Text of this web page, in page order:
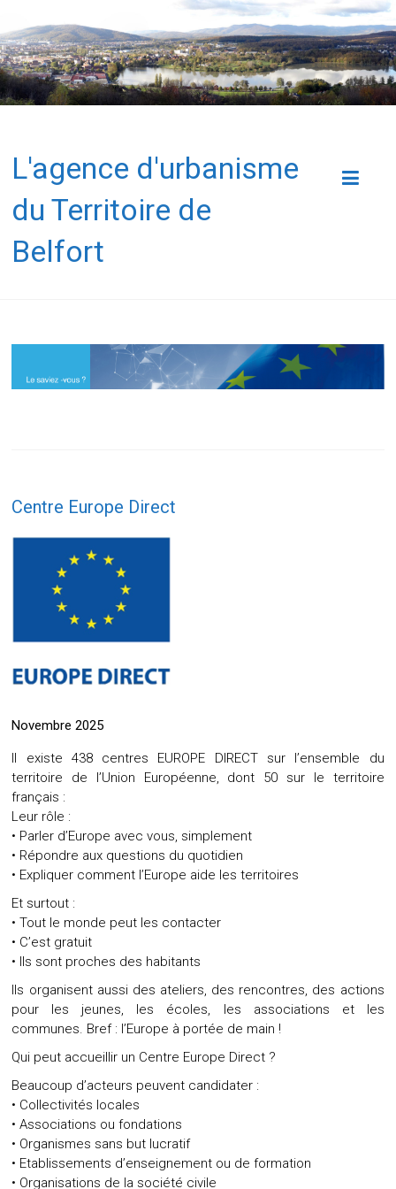
L'agence d'urbanisme
du Territoire de
Belfort
Centre Europe Direct
Novembre 2025
Il existe 438 centres EUROPE DIRECT sur l’ensemble du
territoire de l’Union Européenne, dont 50 sur le territoire
français :
Leur rôle :
• Parler d’Europe avec vous, simplement
• Répondre aux questions du quotidien
• Expliquer comment l’Europe aide les territoires
Et surtout :
• Tout le monde peut les contacter
• C’est gratuit
• Ils sont proches des habitants
Ils organisent aussi des ateliers, des rencontres, des actions
pour les jeunes, les écoles, les associations et les
communes. Bref : l’Europe à portée de main !
Qui peut accueillir un Centre Europe Direct ?
Beaucoup d’acteurs peuvent candidater :
• Collectivités locales
• Associations ou fondations
• Organismes sans but lucratif
• Etablissements d’enseignement ou de formation
• Organisations de la société civile